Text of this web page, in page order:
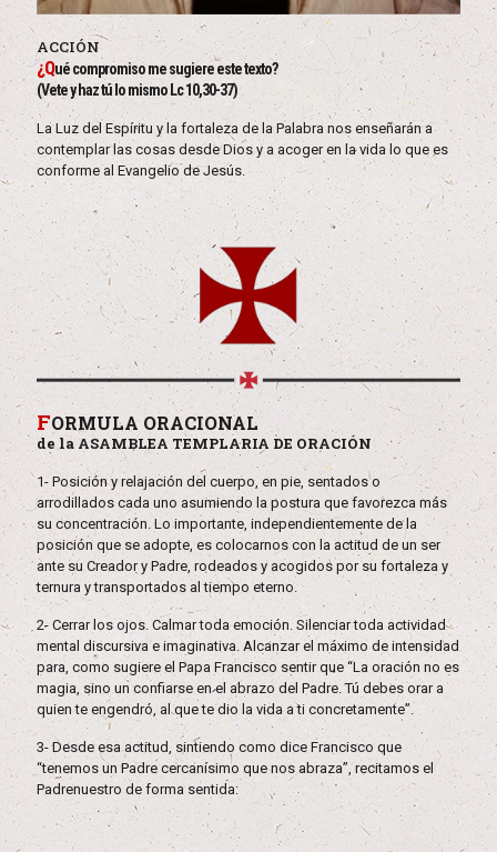
ACCIÓN
¿Qué compromiso me sugiere este texto?
(Vete y haz tú lo mismo Lc 10,30-37)
La Luz del Espíritu y la fortaleza de la Palabra nos enseñarán a
contemplar las cosas desde Dios y a acoger en la vida lo que es
conforme al Evangelio de Jesús.
FORMULA ORACIONAL
de la ASAMBLEA TEMPLARIA DE ORACIÓN
1- Posición y relajación del cuerpo, en pie, sentados o
arrodillados cada uno asumiendo la postura que favorezca más
su concentración. Lo importante, independientemente de la
posición que se adopte, es colocarnos con la actitud de un ser
ante su Creador y Padre, rodeados y acogidos por su fortaleza y
ternura y transportados al tiempo eterno.
2- Cerrar los ojos. Calmar toda emoción. Silenciar toda actividad
mental discursiva e imaginativa. Alcanzar el máximo de intensidad
para, como sugiere el Papa Francisco sentir que “La oración no es
magia, sino un confiarse en el abrazo del Padre. Tú debes orar a
quien te engendró, al que te dio la vida a ti concretamente”.
3- Desde esa actitud, sintiendo como dice Francisco que
“tenemos un Padre cercanísimo que nos abraza”, recitamos el
Padrenuestro de forma sentida: